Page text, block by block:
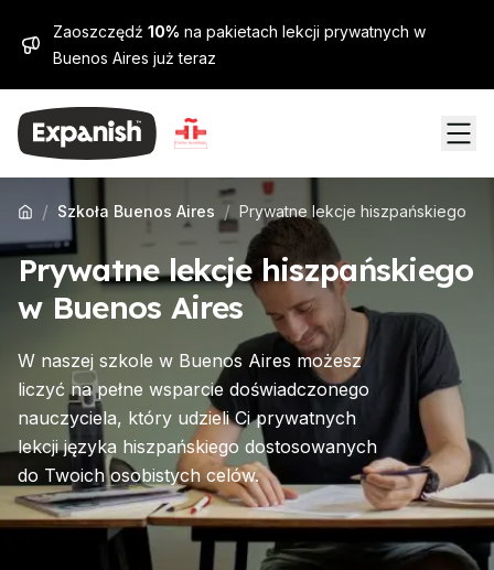
Zaoszczędź 10% na pakietach lekcji prywatnych w
Buenos Aires już teraz
/ Szkoła Buenos Aires / Prywatne lekcje hiszpańskiego
Prywatne lekcje hiszpańskiego
w Buenos Aires
W naszej szkole w Buenos Aires możesz
liczyć na pełne wsparcie doświadczonego
nauczyciela, który udzieli Ci prywatnych
lekcji języka hiszpańskiego dostosowanych
do Twoich osobistych celów.